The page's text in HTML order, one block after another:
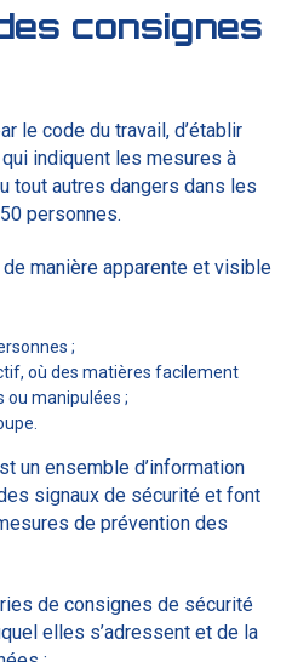
consignes
le code du travail, d’établir
indiquent les mesures à
tout autres dangers dans les
personnes.
manière apparente et visible
;
où des matières facilement
manipulées ;
un ensemble d’information
signaux de sécurité et font
de prévention des
de consignes de sécurité
elles s’adressent et de la